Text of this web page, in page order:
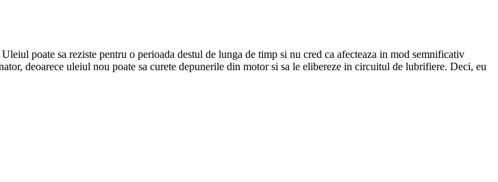
poate sa reziste pentru o perioada destul de lunga de timp si nu cred ca afecteaza in mod semnificativ
deoarece uleiul nou poate sa curete depunerile din motor si sa le elibereze in circuitul de lubrifiere. Deci, eu